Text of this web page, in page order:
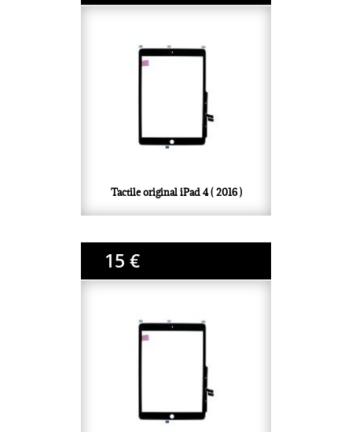
Tactile original iPad 4 ( 2016 )
15 €